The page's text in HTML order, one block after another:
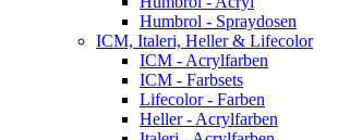
Humbrol - Spraydosen
ICM, Italeri, Heller & Lifecolor
ICM - Acrylfarben
ICM - Farbsets
Lifecolor - Farben
Heller - Acrylfarben